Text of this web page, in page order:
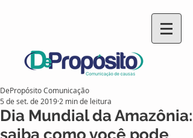
Dia Mundial da Amazônia:
saiba como você pode
DePropósito Comunicação
5 de set. de 2019 2 min de leitura